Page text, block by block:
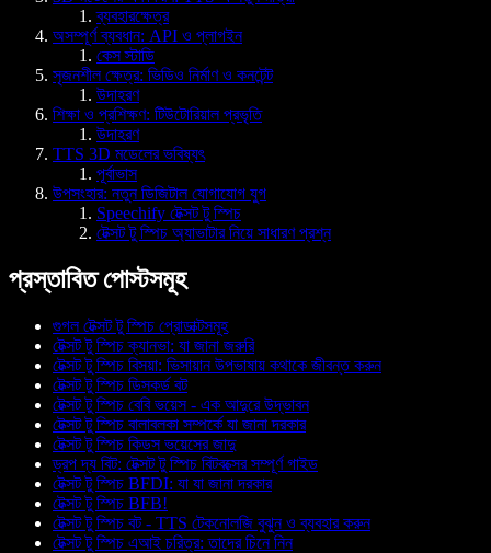
ব্যবহারক্ষেত্র
অসম্পূর্ণ ব্যবধান: API ও প্লাগইন
কেস স্টাডি
সৃজনশীল ক্ষেত্র: ভিডিও নির্মাণ ও কনটেন্ট
উদাহরণ
শিক্ষা ও প্রশিক্ষণ: টিউটোরিয়াল প্রভৃতি
উদাহরণ
TTS 3D মডেলের ভবিষ্যৎ
পূর্বাভাস
উপসংহার: নতুন ডিজিটাল যোগাযোগ যুগ
Speechify টেক্সট টু স্পিচ
টেক্সট টু স্পিচ অ্যাভাটার নিয়ে সাধারণ প্রশ্ন
প্রস্তাবিত পোস্টসমূহ
গুগল টেক্সট টু স্পিচ প্রোডাক্টসমূহ
টেক্সট টু স্পিচ ক্যানভা: যা জানা জরুরি
টেক্সট টু স্পিচ বিসয়া: ভিসায়ান উপভাষায় কথাকে জীবন্ত করুন
টেক্সট টু স্পিচ ডিসকর্ড বট
টেক্সট টু স্পিচ বেবি ভয়েস - এক আদুরে উদ্ভাবন
টেক্সট টু স্পিচ বালাবলকা সম্পর্কে যা জানা দরকার
টেক্সট টু স্পিচ কিডস ভয়েসের জাদু
ড্রপ দ্য বিট: টেক্সট টু স্পিচ বিটবক্সের সম্পূর্ণ গাইড
টেক্সট টু স্পিচ BFDI: যা যা জানা দরকার
টেক্সট টু স্পিচ BFB!
টেক্সট টু স্পিচ বট - TTS টেকনোলজি বুঝুন ও ব্যবহার করুন
টেক্সট টু স্পিচ এআই চরিত্র: তাদের চিনে নিন